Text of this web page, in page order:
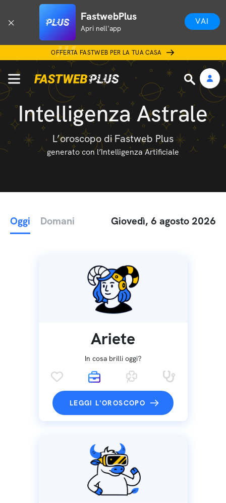
FastwebPlus
Apri nell'app
VAI
OFFERTA FASTWEB PER LA TUA CASA
Intelligenza Astrale
L’oroscopo di Fastweb Plus
generato con l’Intelligenza Artificiale
Oggi Domani Giovedì, 6 agosto 2026
Ariete
In cosa brilli oggi?
LEGGI L'OROSCOPO